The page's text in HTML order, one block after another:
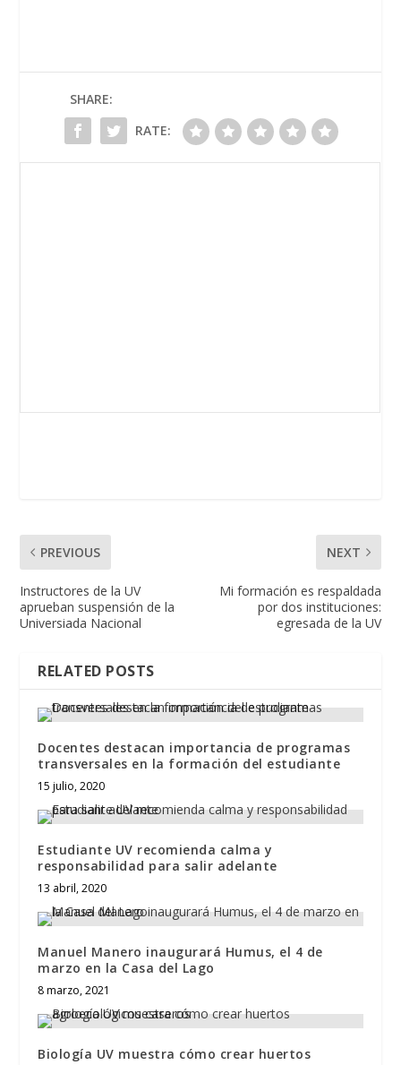
SHARE:
RATE:
PREVIOUS
Instructores de la UV
aprueban suspensión de la
Universiada Nacional
NEXT
Mi formación es respaldada
por dos instituciones:
egresada de la UV
RELATED POSTS
Docentes destacan importancia de programas
transversales en la formación del estudiante
15 julio, 2020
Estudiante UV recomienda calma y
responsabilidad para salir adelante
13 abril, 2020
Manuel Manero inaugurará Humus, el 4 de
marzo en la Casa del Lago
8 marzo, 2021
Biología UV muestra cómo crear huertos